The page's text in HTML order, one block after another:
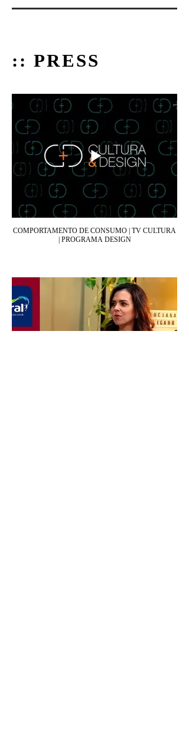
:: PRESS
COMPORTAMENTO DE CONSUMO | TV CULTURA
| PROGRAMA DESIGN